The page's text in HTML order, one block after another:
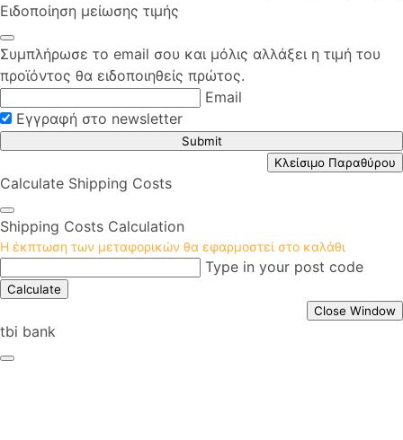
Ειδοποίηση μείωσης τιμής
Συμπλήρωσε το email σου και μόλις αλλάξει η τιμή του
προϊόντος θα ειδοποιηθείς πρώτος.
Email
Εγγραφή στο newsletter
Submit
Κλείσιμο Παραθύρου
Calculate Shipping Costs
Shipping Costs Calculation
Η έκπτωση των μεταφορικών θα εφαρμοστεί στο καλάθι
Type in your post code
Calculate
Close Window
tbi bank